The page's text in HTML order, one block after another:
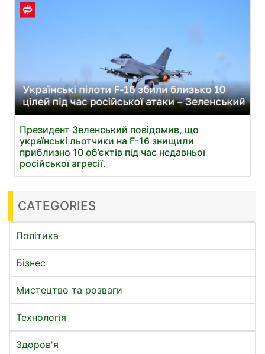
Президент Зеленський повідомив, що
українські льотчики на F-16 знищили
приблизно 10 об’єктів під час недавньої
російської агресії.
CATEGORIES
Політика
Бізнес
Мистецтво та розваги
Технологія
Здоров'я